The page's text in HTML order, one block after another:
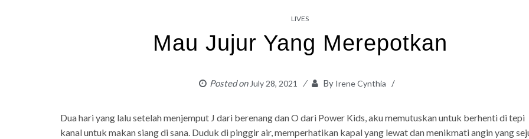
LIVES
Mau Jujur Yang Merepotkan
Posted on July 28, 2021 By Irene Cynthia
Dua hari yang lalu setelah menjemput J dari berenang dan O dari Power Kids, aku memutuskan untuk berhenti di tepi
kanal untuk makan siang di sana. Duduk di pinggir air, memperhatikan kapal yang lewat dan menikmati angin yang